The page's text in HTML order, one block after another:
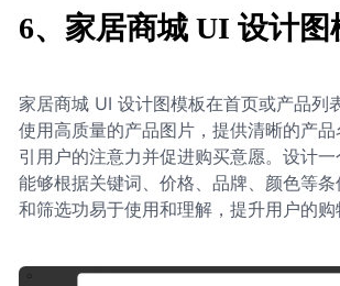
6、家居商城 UI 设计图
家居商城 UI 设计图模板在首页或产品列
使用高质量的产品图片，提供清晰的产
引用户的注意力并促进购买意愿。设计
能够根据关键词、价格、品牌、颜色等
和筛选功易于使用和理解，提升用户的